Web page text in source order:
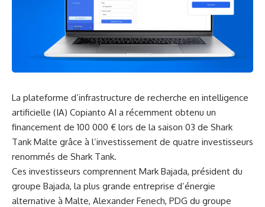
La plateforme d’infrastructure de recherche en intelligence
artificielle (IA) Copianto AI a⁤ récemment obtenu un
financement de 100 000 € lors de la saison 03 de Shark
Tank Malte grâce ⁤à l’investissement de quatre investisseurs
renommés de Shark Tank.
Ces investisseurs comprennent⁣ Mark⁤ Bajada, président du
groupe Bajada, la ‍plus grande entreprise ⁣d’énergie
alternative à Malte, Alexander Fenech, PDG du⁢ groupe